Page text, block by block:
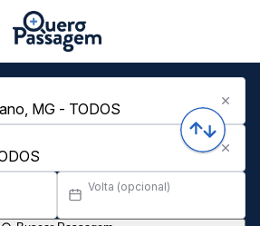
Volta (opcional)